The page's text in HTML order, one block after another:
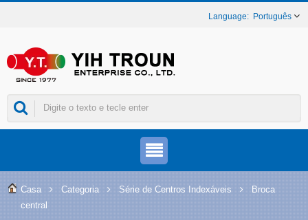
Português
Casa Categoria Série de Centros Indexáveis
Broca
central